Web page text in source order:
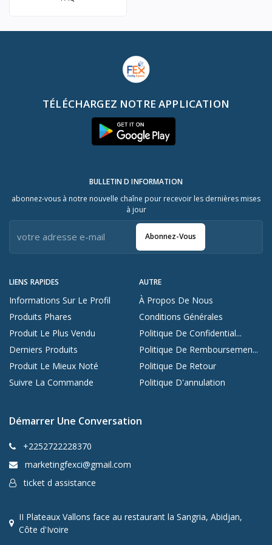
TÉLÉCHARGEZ NOTRE APPLICATION
LIENS RAPIDES
Informations Sur Le Profil
Produits Phares
Produit Le Plus Vendu
Derniers Produits
Produit Le Mieux Noté
Suivre La Commande
AUTRE
À Propos De Nous
Conditions Générales
Politique De Confidential...
Politique De Remboursemen...
Politique De Retour
Politique D'annulation
BULLETIN D INFORMATION
abonnez-vous à notre nouvelle chaîne pour recevoir les dernières mises
à jour
Abonnez-Vous
Démarrer Une Conversation
+2252722228370
marketingfexci@gmail.com
ticket d assistance
II Plateaux Vallons face au restaurant la Sangria, Abidjan,
Côte d'Ivoire